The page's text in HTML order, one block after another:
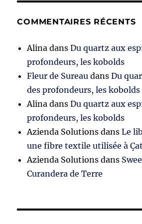
COMMENTAIRES RÉCENTS
Alina dansDu quartz aux
profondeurs, les kobolds
Fleur de Sureau dansDu
des profondeurs, les kobolds
Alina dansDu quartz aux
profondeurs, les kobolds
Azienda Solutions dansLe
une fibre textile utilisée à
Azienda Solutions dans
Curandera de Terre